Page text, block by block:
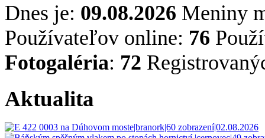
Dnes je: 09.08.2026 Meniny
Používateľov online: 76
Fotogaléria: 72
Aktualita